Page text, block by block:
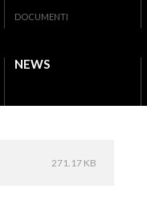
DOCUMENTI
NEWS
271.17 KB